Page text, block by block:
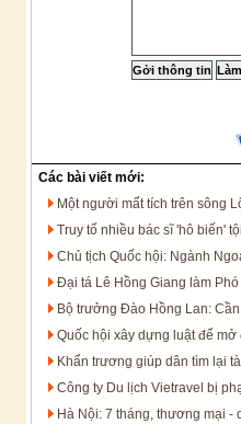
Các bài viết mới:
Một người mất tích trên sông
Truy tố nhiều bác sĩ 'hô biến'
Chủ tịch Quốc hội: Ngành
Đại tá Lê Hồng Giang làm
Bộ trưởng Đào Hồng Lan:
Quốc hội xây dựng luật để
Khẩn trương giúp dân tìm lại
Công ty Du lịch Vietravel bị
Hà Nội: 7 tháng, thương mại -